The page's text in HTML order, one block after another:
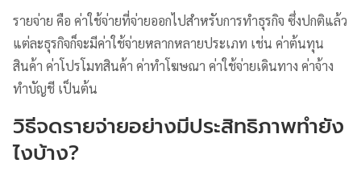
รายจ่าย คือ ค่าใช้จ่ายที่จ่ายออกไปสำหรับการทำธุรกิจ ซึ่งปกติแล้ว
แต่ละธุรกิจก็จะมีค่าใช้จ่ายหลากหลายประเภท เช่น ค่าต้นทุน
สินค้า ค่าโปรโมทสินค้า ค่าทำโฆษณา ค่าใช้จ่ายเดินทาง ค่าจ้าง
ทำบัญชี เป็นต้น
วิธีจดรายจ่ายอย่างมีประสิทธิภาพทำยัง
ไงบ้าง?